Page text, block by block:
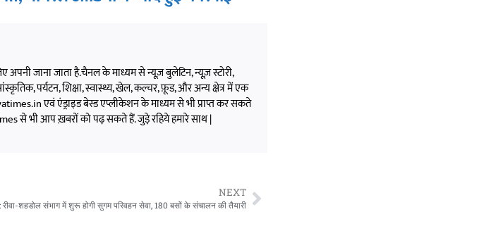
अपनी जाना जाता है.चैनल के माध्यम से न्यूज़ बुलेटिन, न्यूज़ स्टोरी,
पर्यटन, शिक्षा, स्वास्थ्य, खेल, कल्चर, फ़ूड, और अन्य क्षेत्र में एक
एवं एंड्राइड बेस्ड एप्लीकेशन के माध्यम से भी प्राप्त कर सकते
से भी आप ख़बरों को पढ़ सकते हैं. जुड़े रहिये हमारे साथ |
NEXT
शहडोल संभाग में शुरू होगी सुगम परिवहन सेवा, 180 बसों के संचालन की तैयारी